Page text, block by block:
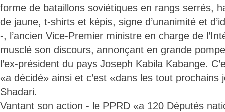
forme de bataillons soviétiques en rangs serrés,
de jaune, t-shirts et képis, signe d’unanimité et
-, l’ancien Vice-Premier ministre en charge de
musclé son discours, annonçant en grande
l’ex-président du pays Joseph Kabila Kabange.
«a décidé» ainsi et c’est «dans les tout prochains
Shadari.
Vantant son action - le PPRD «a 120 Députés